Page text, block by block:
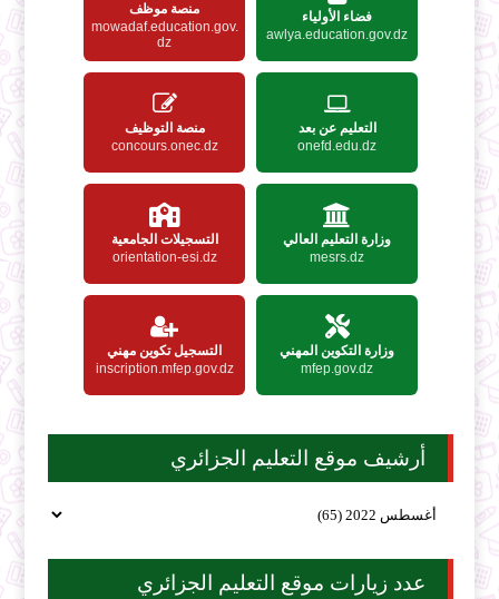
فضاء الأولياء
awlya.education.gov.dz
منصة موظف
mowadaf.education.gov.
dz
التعليم عن بعد
onefd.edu.dz
منصة التوظيف
concours.onec.dz
وزارة التعليم العالي
mesrs.dz
التسجيلات الجامعية
orientation-esi.dz
وزارة التكوين المهني
mfep.gov.dz
التسجيل تكوين مهني
inscription.mfep.gov.dz
أرشيف موقع التعليم الجزائري
عدد زيارات موقع التعليم الجزائري